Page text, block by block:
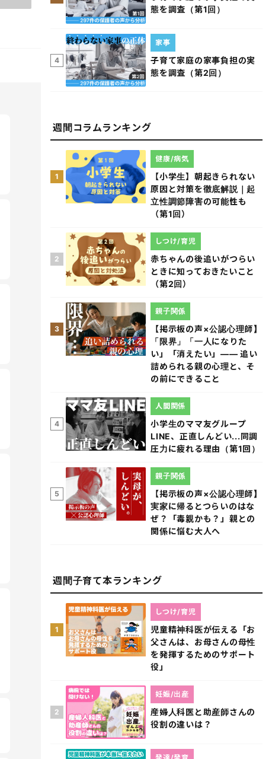
態を調査（第1回）
4
子育て家庭の家事負担の実
態を調査（第2回）
家事
週間コラムランキング
1
【小学生】朝起きられない
原因と対策を徹底解説｜起
立性調節障害の可能性も
（第1回）
健康/病気
2
赤ちゃんの後追いがつらい
ときに知っておきたいこと
（第2回）
しつけ/育児
3
【掲示板の声×公認心理師】
「限界」「一人になりた
い」「消えたい」―― 追い
詰められる親の心理と、そ
の前にできること
親子関係
4
小学生のママ友グループ
LINE、正直しんどい...同調
圧力に疲れる理由（第1回）
人間関係
5
【掲示板の声×公認心理師】
実家に帰るとつらいのはな
ぜ？「毒親かも？」親との
関係に悩む大人へ
親子関係
週間子育て本ランキング
1
児童精神科医が伝える「お
父さんは、お母さんの母性
を発揮するためのサポート
役」
しつけ/育児
2
産婦人科医と助産師さんの
役割の違いは？
妊娠/出産